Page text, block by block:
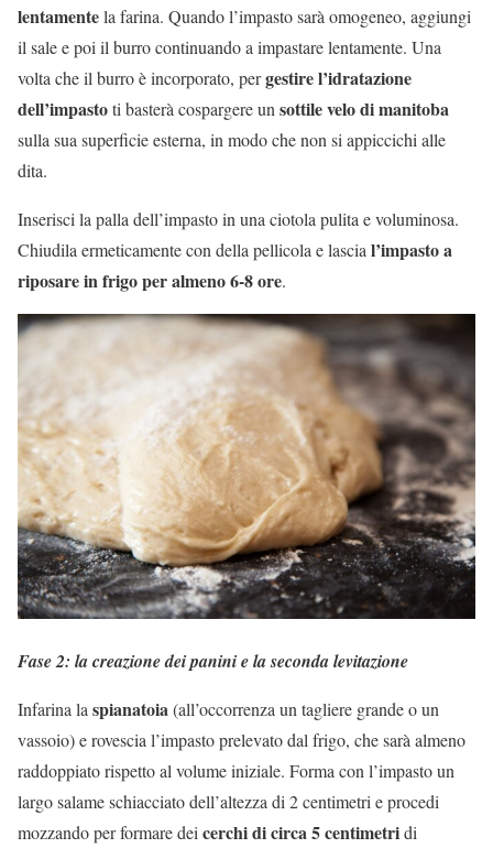
lentamentela farina. Quando l’impasto sarà omogeneo, aggiungi
il sale e poi il burro continuando a impastare lentamente. Una
volta che il burro è incorporato, pergestire l’idratazione
dell’impastoti basterà cospargere un sottile velo di manitoba
sulla sua superficie esterna, in modo che non si appiccichi alle
dita.
Inserisci la palla dell’impasto in una ciotola pulita e voluminosa.
Chiudila ermeticamente con della pellicola e lascia l’impasto a
riposare in frigo per almeno 6-8 ore.
Fase 2: la creazione dei panini e la seconda levitazione
Infarina la spianatoia(all’occorrenza un tagliere grande o un
vassoio) e rovescia l’impasto prelevato dal frigo, che sarà almeno
raddoppiato rispetto al volume iniziale. Forma con l’impasto un
largo salame schiacciato dell’altezza di 2 centimetri e procedi
mozzando per formare dei cerchi di circa 5 centimetridi